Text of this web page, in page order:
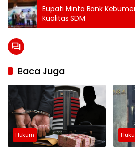
Tag:
HUKUM
Kebumen
Bupati Minta Bank
Kualitas SDM
Baca Juga
Hukum